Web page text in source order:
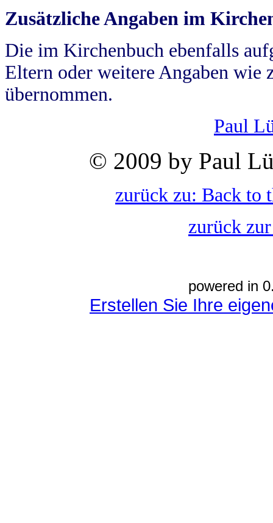
Zusätzliche Angaben im
Die im Kirchenbuch ebenfalls
Eltern oder weitere Angaben wie
übernommen.
Paul
© 2009 by Paul
zurück zu: Back to
zurück
powered in
Erstellen Sie Ihre